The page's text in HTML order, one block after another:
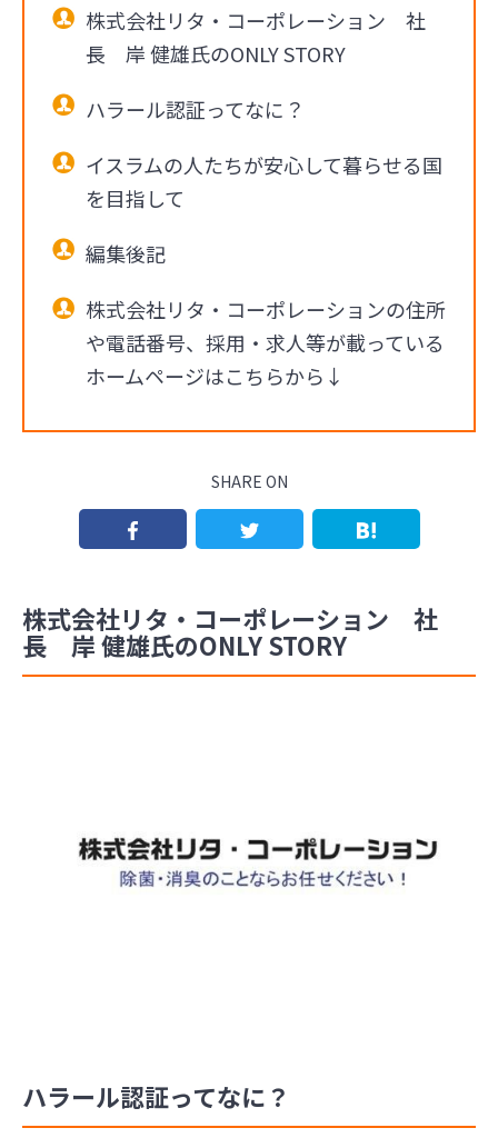
株式会社リタ・コーポレーション 社
長 岸 健雄氏のONLY STORY
ハラール認証ってなに？
イスラムの人たちが安心して暮らせる国
を目指して
編集後記
株式会社リタ・コーポレーションの住所
や電話番号、採用・求人等が載っている
ホームページはこちらから↓
SHARE ON
株式会社リタ・コーポレーション 社
長 岸 健雄氏のONLY STORY
ハラール認証ってなに？